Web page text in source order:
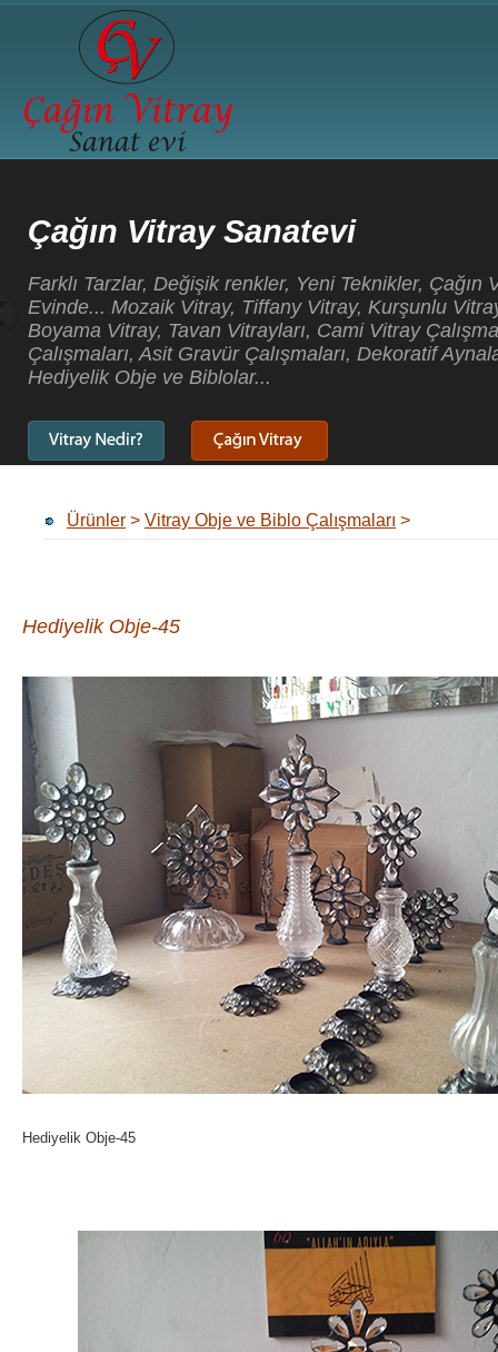
Çağın Vitray Sanatevi
Farklı Tarzlar, Değişik renkler, Yeni Teknikler, Çağın
Evinde... Mozaik Vitray, Tiffany Vitray, Kurşunlu
Boyama Vitray, Tavan Vitrayları, Cami Vitray
Çalışmaları, Asit Gravür Çalışmaları, Dekoratif
Hediyelik Obje ve Biblolar...
Ürünler > Vitray Obje ve Biblo Çalışmaları >
Hediyelik Obje-45
Hediyelik Obje-45